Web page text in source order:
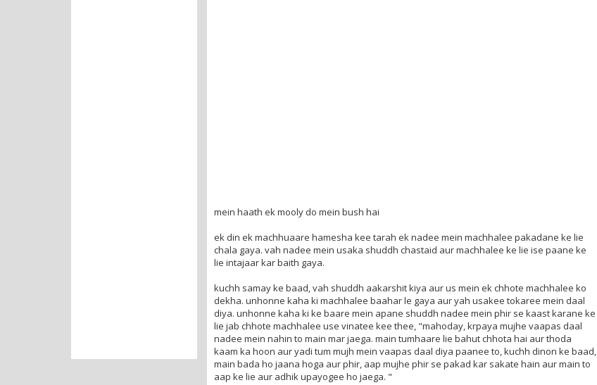
mein haath ek mooly do mein bush hai
ek din ek machhuaare hamesha kee tarah ek nadee mein machhalee pakadane ke lie
chala gaya. vah nadee mein usaka shuddh chastaid aur machhalee ke lie ise paane ke
lie intajaar kar baith gaya.
kuchh samay ke baad, vah shuddh aakarshit kiya aur us mein ek chhote machhalee ko
dekha. unhonne kaha ki machhalee baahar le gaya aur yah usakee tokaree mein daal
diya. unhonne kaha ki ke baare mein apane shuddh nadee mein phir se kaast karane ke
lie jab chhote machhalee use vinatee kee thee, "mahoday, krpaya mujhe vaapas daal
nadee mein nahin to main mar jaega. main tumhaare lie bahut chhota hai aur thoda
kaam ka hoon aur yadi tum mujh mein vaapas daal diya paanee to, kuchh dinon ke baad,
main bada ho jaana hoga aur phir, aap mujhe phir se pakad kar sakate hain aur main to
aap ke lie aur adhik upayogee ho jaega. "